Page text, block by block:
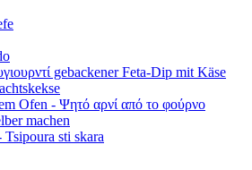
gebackener Feta-Dip mit Käse
Ofen - Ψητό αρνί από το φούρνο
machen
sti skara